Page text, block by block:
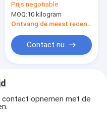
Zuivelvrij
Probiotica poeder
Vegan/ Allergeenvrij/
Glutenvrij/ Zuivelvrij
Prijs:negotiable
MOQ:10 kilogram
Ontvang de meest recente Prijs
Contact nu
contact opnemen met de